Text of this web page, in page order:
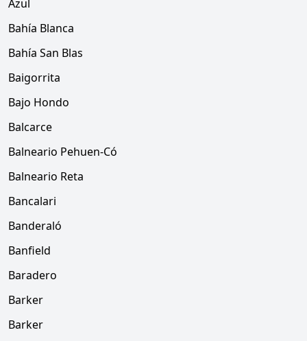
Azul
Bahía Blanca
Bahía San Blas
Baigorrita
Bajo Hondo
Balcarce
Balneario Pehuen-Có
Balneario Reta
Bancalari
Banderaló
Banfield
Baradero
Barker
Barker